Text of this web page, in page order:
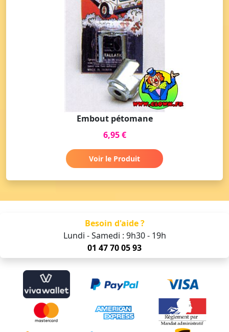
Embout pétomane
6,95 €
Voir le Produit
Besoin d'aide ?
Lundi - Samedi : 9h30 - 19h
01 47 70 05 93